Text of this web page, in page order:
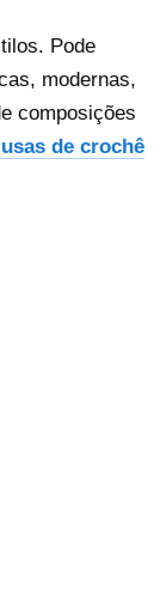
Pode
modernas,
composições
de crochê